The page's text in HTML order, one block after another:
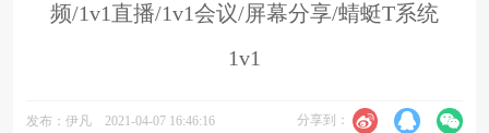
频/1v1直播/1v1会议/屏幕分享/蜻蜓T系统
1v1
发布：伊凡 2021-04-07 16:46:16 分享到：